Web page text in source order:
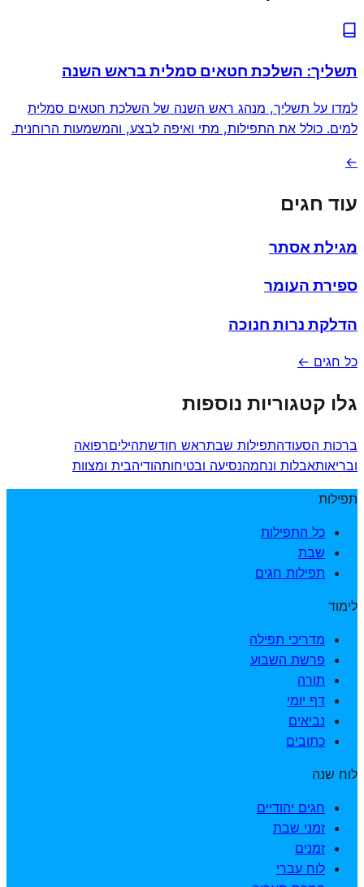
תשליך: השלכת חטאים סמלית בראש השנה
למדו על תשליך, מנהג ראש השנה של השלכת חטאים סמלית
למים. כולל את התפילות, מתי ואיפה לבצע, והמשמעות הרוחנית.
←
עוד חגים
מגילת אסתר
ספירת העומר
הדלקת נרות חנוכה
כל חגים ←
גלו קטגוריות נוספות
ברכות הסעודהתפילות שבתראש חודשתהיליםרפואה
ובריאותאבלות ונחמהנסיעה ובטיחותהודיהבית ומצוות
תפילות
כל התפילות
שבת
תפילות חגים
לימוד
מדריכי תפילה
פרשת השבוע
תורה
דף יומי
נביאים
כתובים
לוח שנה
חגים יהודיים
זמני שבת
זמנים
לוח עברי